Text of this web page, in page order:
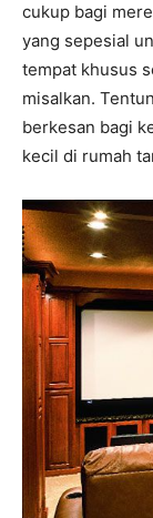
cukup bagi
yang sepesial
tempat khusus
misalkan.
berkesan bagi
kecil di rumah